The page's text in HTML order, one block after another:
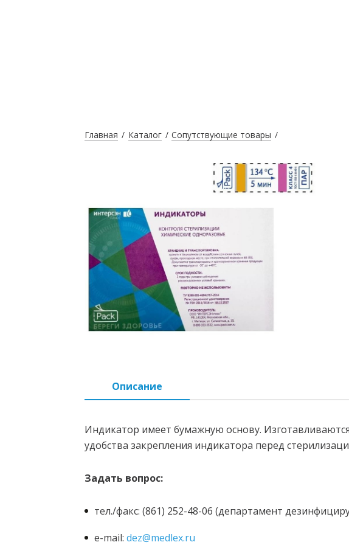
Главная Каталог Сопутствующие товары
Описание
Индикатор имеет бумажную основу.
удобства закрепления индикатора перед
Задать вопрос:
тел./факс: (861) 252-48-06 (департамент
e-mail:dez@medlex.ru